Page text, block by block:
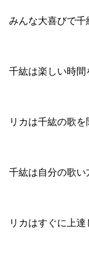
みんな大喜びで千
千紘は楽しい時間
リカは千紘の歌を
千紘は自分の歌い
リカはすぐに上達